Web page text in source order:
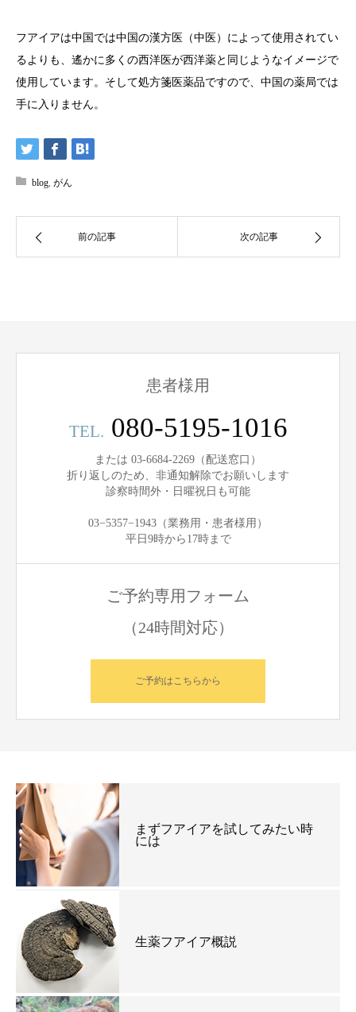
フアイアは中国では中国の漢方医（中医）によって使用されてい
るよりも、遙かに多くの西洋医が西洋薬と同じようなイメージで
使用しています。そして処方箋医薬品ですので、中国の薬局では
手に入りません。
blog, がん
前の記事 次の記事
患者様用
TEL. 080-5195-1016
または 03-6684-2269（配送窓口）
折り返しのため、非通知解除でお願いします
診察時間外・日曜祝日も可能
03−5357−1943（業務用・患者様用）
平日9時から17時まで
ご予約専用フォーム
（24時間対応）
ご予約はこちらから
まずフアイアを試してみたい時
には
生薬フアイア概説